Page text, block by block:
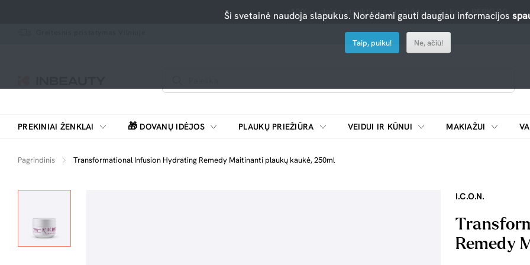
-10% nuolaida atrinktiems produktams su kodu PERKU10
PREKINIAI ŽENKLAI 🎁 DOVANŲ IDĖJOS PLAUKŲ PRIEŽIŪRA VEIDUI IR KŪNUI MAKIAŽUI
Pagrindinis Transformational Infusion Hydrating Remedy Maitinanti plaukų kaukė, 250ml
I.C.O.N.
Remedy
Ši svetainė naudoja slapukus. Norėdami gauti daugiau informacijos
Taip, puiku! Ne, ačiū!